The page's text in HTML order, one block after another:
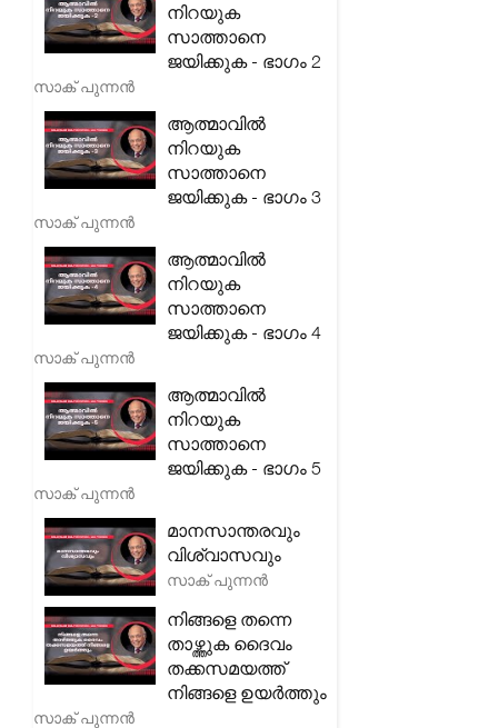
നിറയുക
സാത്താനെ
ജയിക്കുക - ഭാഗം 2
സാക് പുന്നൻ
ആത്മാവിൽ
നിറയുക
സാത്താനെ
ജയിക്കുക - ഭാഗം 3
സാക് പുന്നൻ
ആത്മാവിൽ
നിറയുക
സാത്താനെ
ജയിക്കുക - ഭാഗം 4
സാക് പുന്നൻ
ആത്മാവിൽ
നിറയുക
സാത്താനെ
ജയിക്കുക - ഭാഗം 5
സാക് പുന്നൻ
മാനസാന്തരവും
വിശ്വാസവും
സാക് പുന്നൻ
നിങ്ങളെ തന്നെ
താഴ്ത്തുക ദൈവം
തക്കസമയത്ത്
നിങ്ങളെ ഉയർത്തും
സാക് പുന്നൻ